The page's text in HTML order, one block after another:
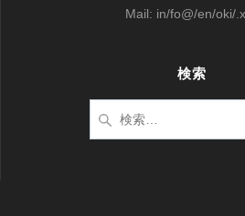
Mail: in/fo@/en/oki/
検索
検
索: